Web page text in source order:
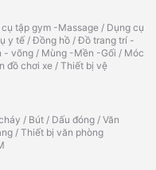
cụ tập gym -Massage / Dụng cụ
y tế /Đồng hồ /Đồ trang trí -
- võng / Mùng -Mền -Gối / Móc
đồ chơi xe / Thiết bị vệ
/ Bút / Dấu đóng / Văn
/ Thiết bị văn phòng